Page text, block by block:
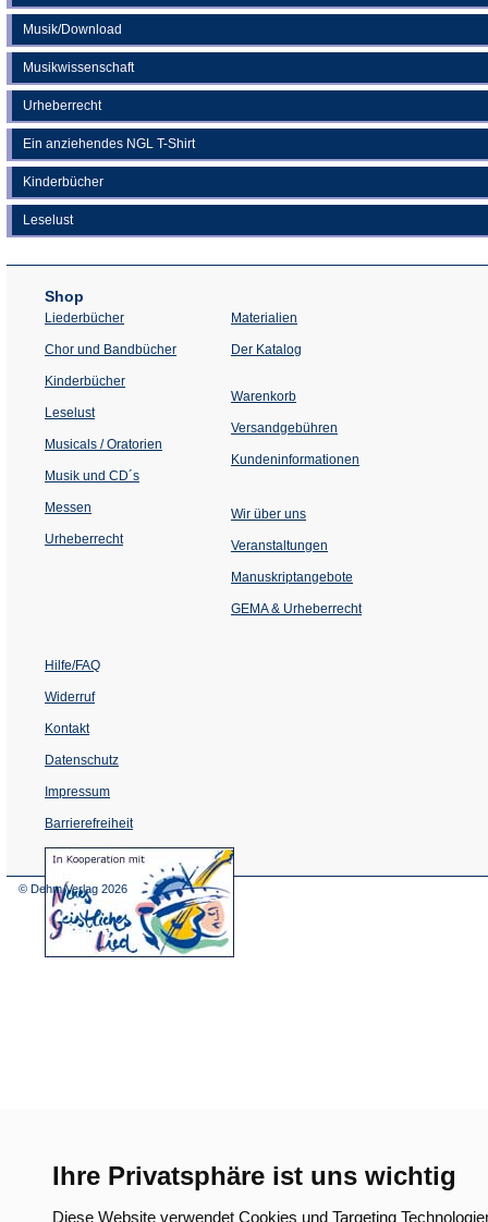
Ihre Privatsphäre ist uns wichtig
Diese Website verwendet Cookies und Targeting
Musik/Download
Musikwissenschaft
Urheberrecht
Ein anziehendes NGL T-Shirt
Kinderbücher
Leselust
Shop
Liederbücher
Chor und Bandbücher
Kinderbücher
Leselust
Musicals / Oratorien
Musik und CD´s
Messen
Urheberrecht
Materialien
Der Katalog
Warenkorb
Versandgebühren
Kundeninformationen
Wir über uns
Veranstaltungen
einem
Tab)
Manuskriptangebote
GEMA & Urheberrecht
Hilfe/FAQ
Widerruf
Kontakt
Datenschutz
Impressum
Barrierefreiheit
(Öffnet
in
© Dehm Verlag 2026